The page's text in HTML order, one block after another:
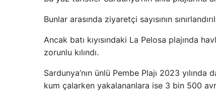
Bunlar arasında ziyaretçi sayısının
Ancak batı kıyısındaki La Pelosa plajında
zorunlu kılındı.
Sardunya’nın ünlü Pembe Plajı 2023
kum çalarken yakalananlara ise 3 bin 500